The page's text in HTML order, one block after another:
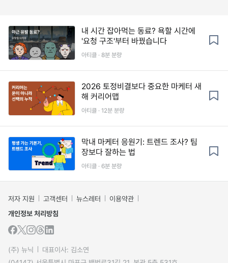
내 시간 잡아먹는 동료? 욕할 시간에
'요청 구조'부터 바꿨습니다
아티클 · 8분 분량
2026 토정비결보다 중요한 마케터 새
해 커리어맵
아티클 · 12분 분량
막내 마케터 응원기: 트렌드 조사? 팀
장보다 잘하는 법
아티클 · 6분 분량
저자 지원 고객센터 뉴스레터
이용약관
개인정보 처리방침
(주) 뉴닉
대표이사: 김소연